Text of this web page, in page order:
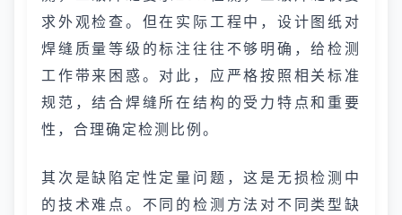
求外观检查。但在实际工程中，设计图纸对
焊缝质量等级的标注往往不够明确，给检测
工作带来困惑。对此，应严格按照相关标准
规范，结合焊缝所在结构的受力特点和重要
性，合理确定检测比例。
其次是缺陷定性定量问题，这是无损检测中
的技术难点。不同的检测方法对不同类型缺